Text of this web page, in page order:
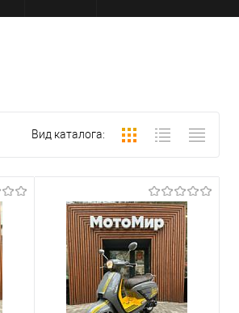
Вид каталога: